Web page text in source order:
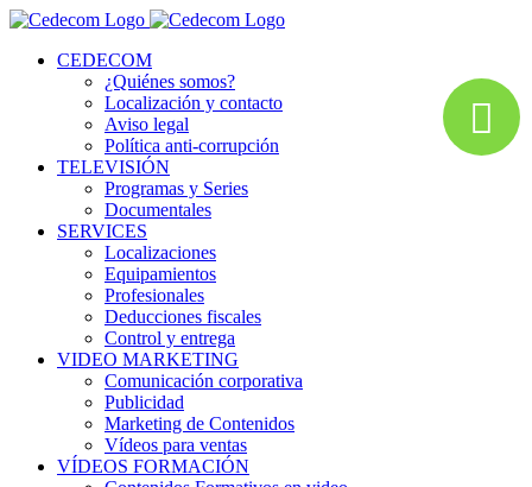
Saltar
contenidoCEDECOM
¿Quiénes somos?
Localización y contacto
Aviso legal
Política anti-corrupción
TELEVISIÓN
Programas y Series
Documentales
SERVICES
Localizaciones
Equipamientos
Profesionales
Deducciones fiscales
Control y entrega
VIDEO MARKETING
Comunicación corporativa
Publicidad
Marketing de Contenidos
Vídeos para ventas
VÍDEOS FORMACIÓN